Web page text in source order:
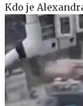
Kdo je